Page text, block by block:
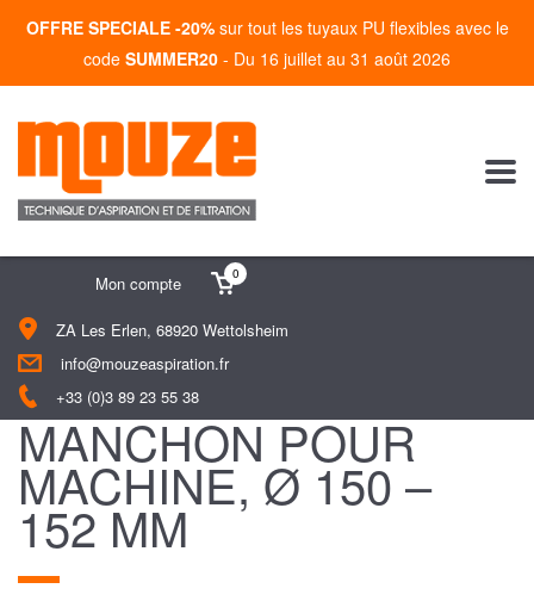
OFFRE SPECIALE -20% sur tout les tuyaux PU flexibles avec le
code SUMMER20 - Du 16 juillet au 31 août 2026
ZA Les Erlen, 68920 Wettolsheim
info@mouzeaspiration.fr
+33 (0)3 89 23 55 38
Mon compte 0
MANCHON POUR
MACHINE, Ø 150 –
152 MM